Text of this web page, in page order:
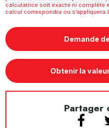
calculatrice soit exacte ni complète
calcul correspondra ou s’appliquera
Demande
Obtenir la
Partager